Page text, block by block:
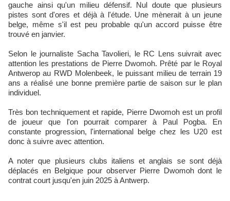
gauche ainsi qu'un milieu défensif. Nul doute que plusieurs
pistes sont d'ores et déjà à l'étude. Une mènerait à un jeune
belge, même s'il est peu probable qu'un accord puisse être
trouvé en janvier.
Selon le journaliste Sacha Tavolieri, le RC Lens suivrait avec
attention les prestations de Pierre Dwomoh. Prêté par le Royal
Antwerop au RWD Molenbeek, le puissant milieu de terrain 19
ans a réalisé une bonne première partie de saison sur le plan
individuel.
Très bon techniquement et rapide, Pierre Dwomoh est un profil
de joueur que l'on pourrait comparer à Paul Pogba. En
constante progression, l'international belge chez les U20 est
donc à suivre avec attention.
A noter que plusieurs clubs italiens et anglais se sont déjà
déplacés en Belgique pour observer Pierre Dwomoh dont le
contrat court jusqu'en juin 2025 à Antwerp.